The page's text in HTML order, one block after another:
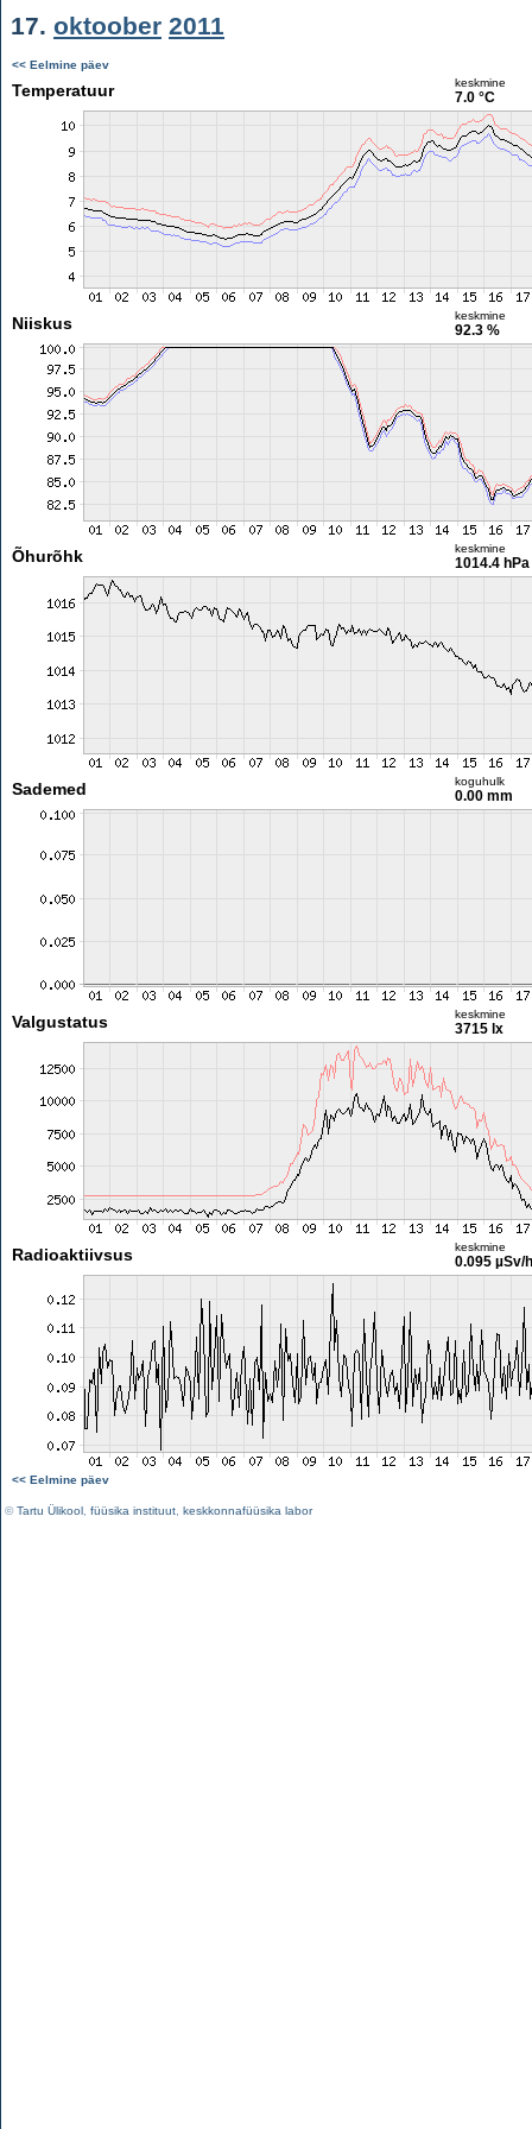
17. oktoober 2011
<< Eelmine päev
Temperatuur keskmine
7.0 °C
Niiskus keskmine
92.3 %
Õhurõhk keskmine
1014.4 hPa
Sademed koguhulk
0.00 mm
Valgustatus keskmine
3715 lx
Radioaktiivsus keskmine
0.095 µSv/h
<< Eelmine päev
©Tartu Ülikool füüsika instituut keskkonnafüüsika labor